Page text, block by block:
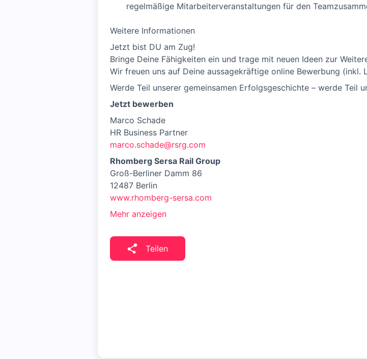
regelmäßige Mitarbeiterveranstaltungen für den
Weitere Informationen
Jetzt bist DU am Zug!
Bringe Deine Fähigkeiten ein und trage mit neuen Ideen zur
Wir freuen uns auf Deine aussagekräftige online Bewerbung (inkl.
Werde Teil unserer gemeinsamen Erfolgsgeschichte – werde Teil
Jetzt bewerben
Marco Schade
HR Business Partner
marco.schade@rsrg.com
Rhomberg Sersa Rail Group
Groß-Berliner Damm 86
12487 Berlin
www.rhomberg-sersa.com
Mehr anzeigen
Teilen